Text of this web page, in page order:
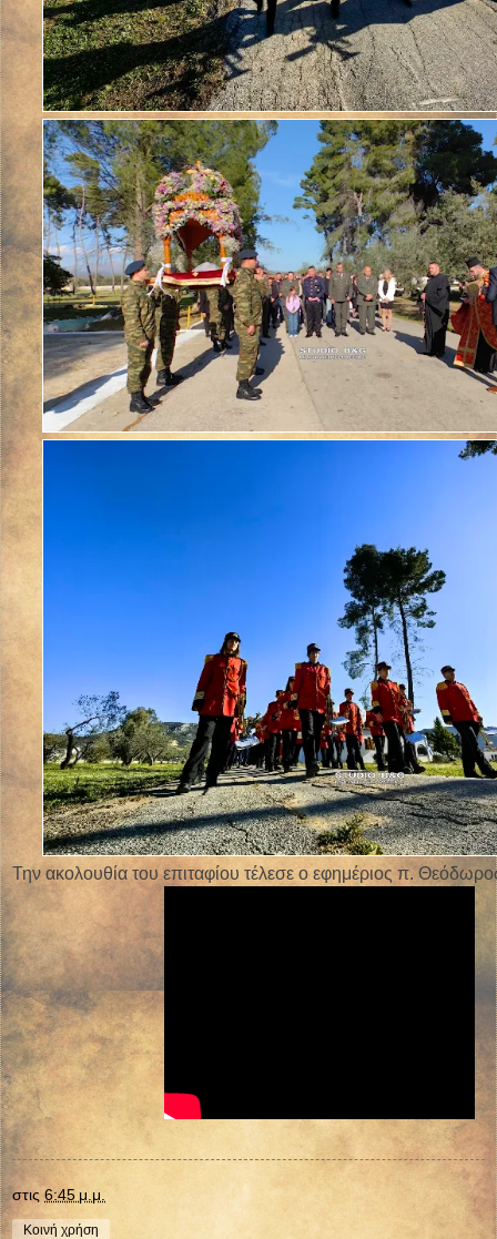
Την ακολουθία του επιταφίου τέλεσε ο εφημέριος π.
στις 6:45 μ.μ.
Κοινή χρήση